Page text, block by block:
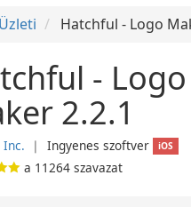
Üzleti Hatchful - Logo
- Logo
2.2.1
Inc. ❘ Ingyenes szoftver iOS
a 11264 szavazat